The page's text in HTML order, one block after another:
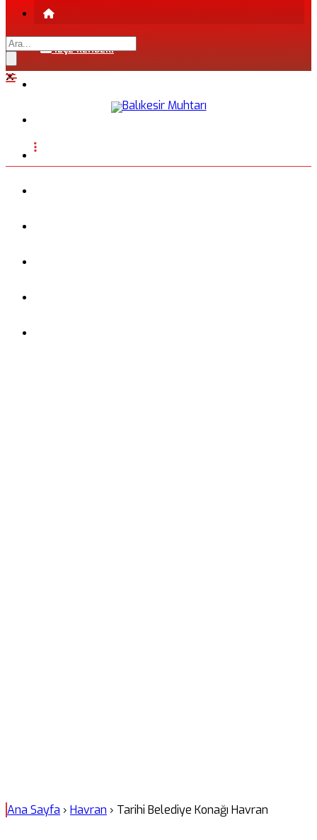
İLÇE REHBERİ
Ana Sayfa › Havran › Tarihi Belediye Konağı Havran